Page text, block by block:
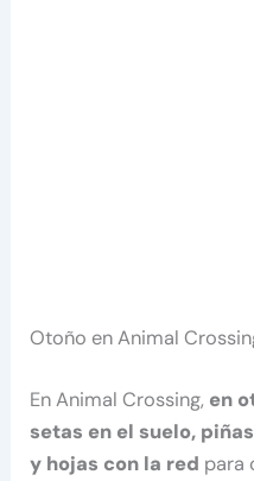
Otoño en Animal
En Animal Crossing, en
setas en el suelo,
y hojas con la red para